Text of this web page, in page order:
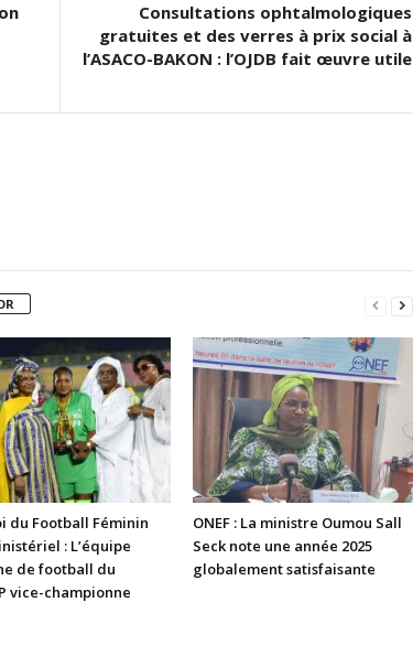
Consultations ophtalmologiques
gratuites et des verres à prix social à
l’ASACO-BAKON : l’OJDB fait œuvre utile
du Football Féminin
: L’équipe
de football du
vice-championne
ONEF : La ministre Oumou Sall
Seck note une année 2025
globalement satisfaisante